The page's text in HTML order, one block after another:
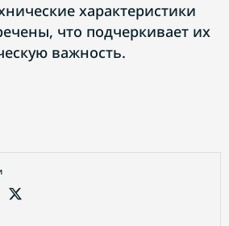
характеристики
что подчеркивает их
важность.